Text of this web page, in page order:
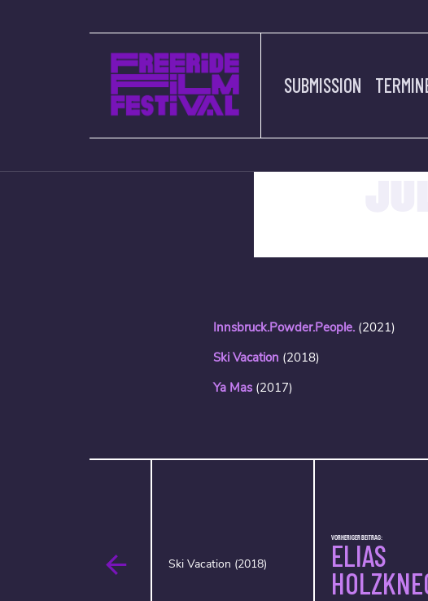
SUBMISSION
Innsbruck.Powder.People. (2021)
Ski Vacation (2018)
Ya Mas (2017)
Ski Vacation (2018)
VORHERIGER BEITRAG:
ELIAS